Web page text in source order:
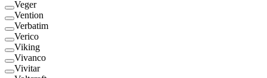
Veger
Vention
Verbatim
Verico
Viking
Vivanco
Vivitar